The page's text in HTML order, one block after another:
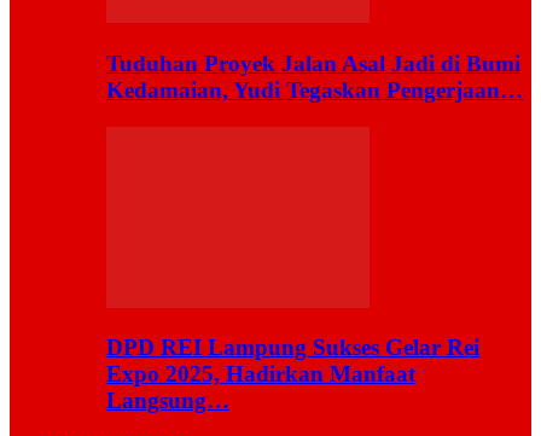
Tuduhan Proyek Jalan Asal Jadi di Bumi
Kedamaian, Yudi Tegaskan Pengerjaan…
DPD REI Lampung Sukses Gelar Rei
Expo 2025, Hadirkan Manfaat
Langsung…